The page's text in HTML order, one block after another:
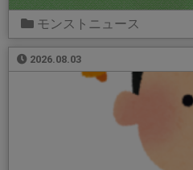
モンストニュース
2026.08.03